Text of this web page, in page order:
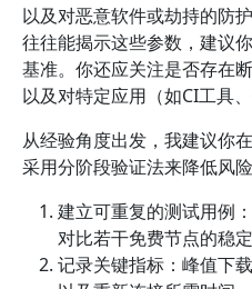
以及对恶意软件或劫持的防
往往能揭示这些参数，建议
基准。你还应关注是否存在
以及对特定应用（如CI工具
从经验角度出发，我建议你
采用分阶段验证法来降低风险
建立可重复的测试用例
对比若干免费节点的稳定
记录关键指标：峰值下